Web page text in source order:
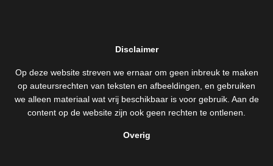
Disclaimer
Op deze website streven we ernaar om geen inbreuk te maken
op auteursrechten van teksten en afbeeldingen, en gebruiken
we alleen materiaal wat vrij beschikbaar is voor gebruik. Aan de
content op de website zijn ook geen rechten te ontlenen.
Overig